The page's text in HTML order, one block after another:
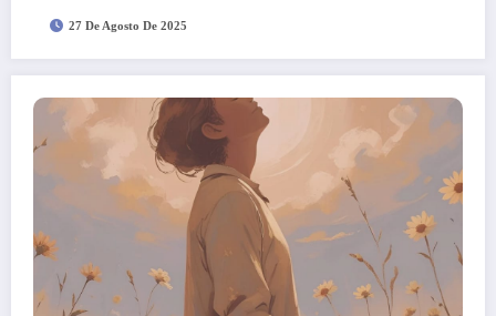
27 De Agosto De 2025